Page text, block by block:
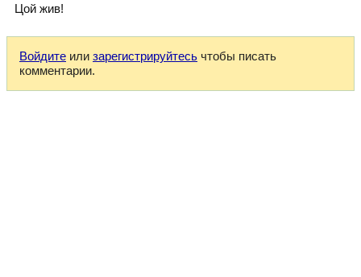
Цой жив!
Войдите или зарегистрируйтесь чтобы писать
комментарии.